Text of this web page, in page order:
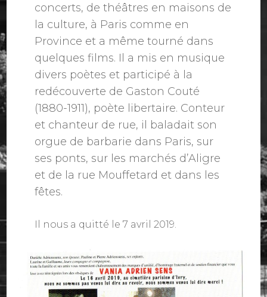
concerts, de théâtres en maisons de
la culture, à Paris comme en
Province et a même tourné dans
quelques films. Il a mis en musique
divers poètes et participé à la
redécouverte de Gaston Couté
(1880-1911), poète libertaire. Conteur
et chanteur de rue, il baladait son
orgue de barbarie dans Paris, sur
ses ponts, sur les marchés d’Aligre
et de la rue Mouffetard et dans les
fêtes.
Il nous a quitté le 7 avril 2019.